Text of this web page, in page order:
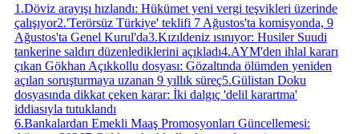
1 .Döviz arayışı hızlandı: Hükümet yeni vergi teşvikleri üzerinde
çalışıyor2.'Terörsüz Türkiye' teklifi 7 Ağustos'ta komisyonda, 9
Ağustos'ta Genel Kurul'da3.Kızıldeniz ısınıyor: Husiler Suudi
tankerine saldırı düzenlediklerini açıkladı4.AYM'den ihlal kararı
çıkan Gökhan Açıkkollu dosyası: Gözaltında ölümden yeniden
açılan soruşturmaya uzanan 9 yıllık süreç5.Gülistan Doku
dosyasında dikkat çeken karar: İki dalgıç 'delil karartma'
iddiasıyla tutuklandı
6.Bankalardan Emekli Maaş Promosyonları Güncellemesi: